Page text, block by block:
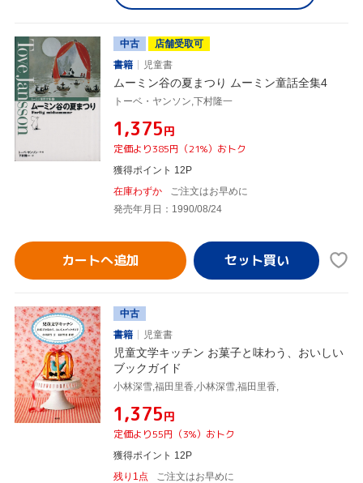
中古
店舗受取可
書籍
児童書
ムーミン谷の夏まつり ムーミン童話全集4
トーベ・ヤンソン,下村隆一
¥1,375円
定価より385円（21%）おトク
獲得ポイント 12P
在庫わずか
ご注文はお早めに
発売年月日：1990/08/24
カートへ追加
中古
書籍
児童書
児童文学キッチン お菓子と味わう、おいしい
ブックガイド
小林深雪,福田里香,小林深雪,福田里香,
¥1,375円
定価より55円（3%）おトク
獲得ポイント 12P
残り1点
ご注文はお早めに